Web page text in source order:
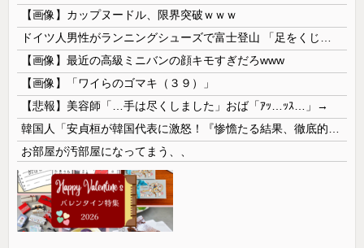
【画像】カップヌードル、限界突破ｗｗｗ
【画像】最近の高級ミニバンの顔キモすぎだろwww
【画像】「ワイらのゴマキ（３９）」
【悲報】美容師「…手は尽くしました」おば「ｱｯ…ｯｽ…」→
お部屋が汚部屋になってまう、、